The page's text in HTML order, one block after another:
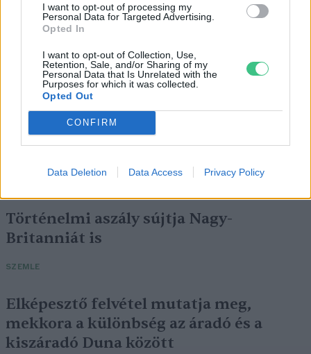
I want to opt-out of processing my
Personal Data for Targeted Advertising.
Opted In
I want to opt-out of Collection, Use,
Retention, Sale, and/or Sharing of my
Personal Data that Is Unrelated with the
Purposes for which it was collected.
Opted Out
CONFIRM
Data Deletion Data Access Privacy Policy
Négy éven belül valósággá válhatnak az
Történelmi aszály sújtja Nagy-
Britanniát is
SZEMLE
Elképesztő felvétel mutatja meg,
mekkora a különbség az áradó és a
kiszáradó Duna között